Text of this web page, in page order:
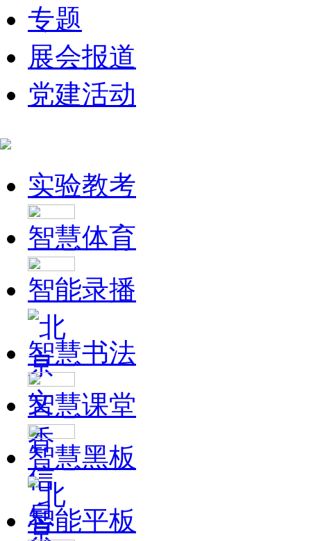
专题
展会报道
党建活动
实验教考
智慧体育
智能录播
智慧书法
智慧课堂
智慧黑板
智能平板